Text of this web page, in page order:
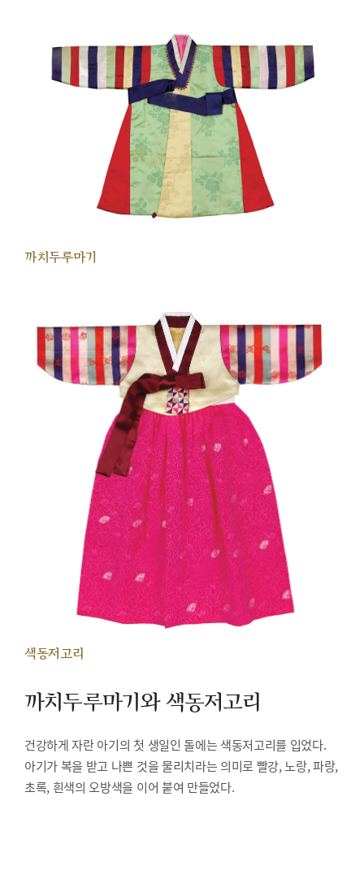
까치두루마기
색동저고리
까치두루마기와 색동저고리
건강하게 자란 아기의 첫 생일인 돌에는 색동저고리를 입었다.
아기가 복을 받고 나쁜 것을 물리치라는 의미로 빨강, 노랑, 파랑,
초록, 흰색의 오방색을 이어 붙여 만들었다.